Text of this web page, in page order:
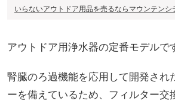
いらないアウトドア用品を売るならマウンテンシ
アウトドア用浄水器の定番モデルで
腎臓のろ過機能を応用して開発され
ーを備えているため、フィルター交